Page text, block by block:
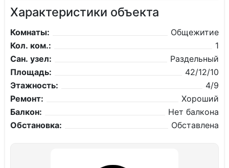
Характеристики объекта
Комнаты:
Общежитие
Кол. ком.:
1
Сан. узел:
Раздельный
Площадь:
42/12/10
Этажность:
4/9
Ремонт:
Хороший
Балкон:
Нет балкона
Обстановка:
Обставлена